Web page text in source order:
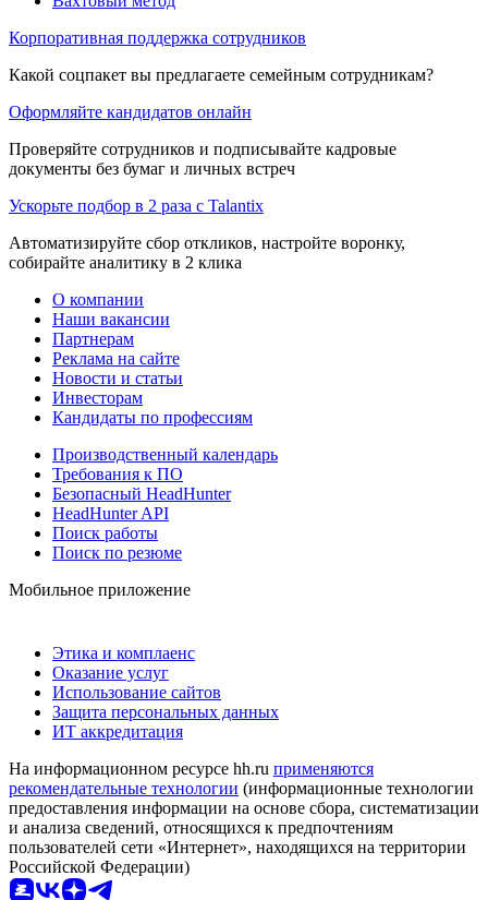
Корпоративная поддержка сотрудников
Какой соцпакет вы предлагаете семейным сотрудникам?
Оформляйте кандидатов онлайн
Проверяйте сотрудников и подписывайте кадровые
документы без бумаг и личных встреч
Ускорьте подбор в 2 раза с Talantix
Автоматизируйте сбор откликов, настройте воронку,
собирайте аналитику в 2 клика
О компании
Наши вакансии
Партнерам
Реклама на сайте
Новости и статьи
Инвесторам
Кандидаты по профессиям
Производственный календарь
Требования к ПО
Безопасный HeadHunter
HeadHunter API
Поиск работы
Поиск по резюме
Мобильное приложение
Этика и комплаенс
Оказание услуг
Использование сайтов
Защита персональных данных
ИТ аккредитация
На информационном ресурсе hh.ru применяются
рекомендательные технологии (информационные технологии
предоставления информации на основе сбора, систематизации
и анализа сведений, относящихся к предпочтениям
пользователей сети «Интернет», находящихся на территории
Российской Федерации)